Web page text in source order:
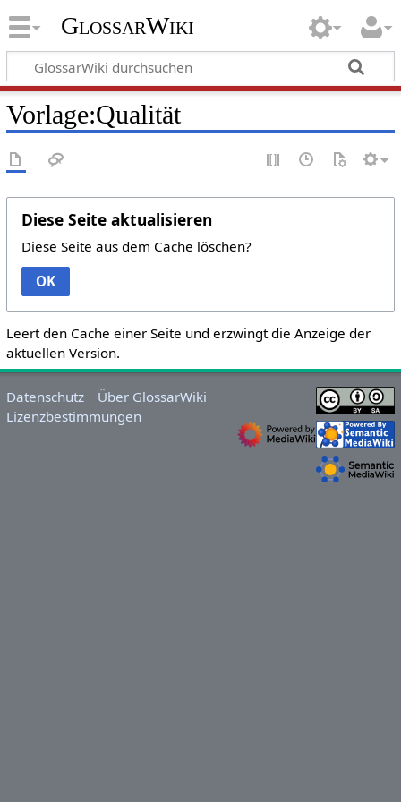
GlossarWiki
Vorlage:Qualität
Diese Seite aktualisieren
Diese Seite aus dem Cache löschen?
OK
Leert den Cache einer Seite und erzwingt die Anzeige der
aktuellen Version.
Datenschutz
Über GlossarWiki
Lizenzbestimmungen